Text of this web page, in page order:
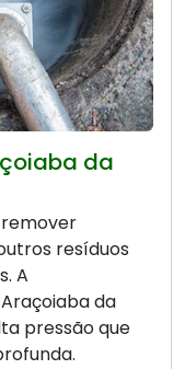
da
resíduos
A
da
pressão que